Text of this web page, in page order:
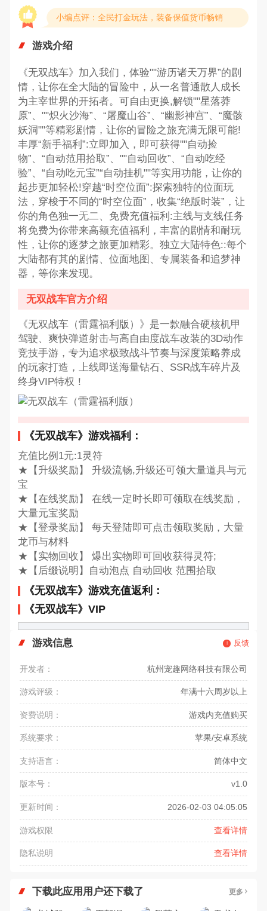
小编点评：全民打金玩法，装备保值货币畅销
游戏介绍
《无双战车》加入我们，体验""游历诸天万界”的剧
情，让你在全大陆的冒险中，从一名普通散人成长
为主宰世界的开拓者。可自由更换,解锁""星落莽
原”、""炽火沙海”、“屠魔山谷”、“幽影神宫”、“魔骸
妖洞""等精彩剧情，让你的冒险之旅充满无限可能!
丰厚“新手福利”:立即加入，即可获得""自动捡
物”、“自动范用拾取”、""自动回收”、“自动吃经
验”、“自动吃元宝”“自动挂机""等实用功能，让你的
起步更加轻松!穿越“时空位面”:探索独特的位面玩
法，穿梭于不同的“时空位面”，收集“绝版时装”，让
你的角色独一无二、免费充值福利:主线与支线任务
将免费为你带来高额充值福利，丰富的剧情和耐玩
性，让你的逐梦之旅更加精彩。独立大陆特色::每个
大陆都有其的剧情、位面地图、专属装备和追梦神
器，等你来发现。
无双战车官方介绍
《无双战车（雷霆福利版）》是一款融合硬核机甲
驾驶、爽快弹道射击与高自由度战车改装的3D动作
竞技手游，专为追求极致战斗节奏与深度策略养成
的玩家打造，上线即送海量钻石、SSR战车碎片及
终身VIP特权！
《无双战车》游戏福利：
充值比例1元:1灵符
★【升级奖励】 升级流畅,升级还可领大量道具与元
宝
★【在线奖励】 在线一定时长即可领取在线奖励，
大量元宝奖励
★【登录奖励】 每天登陆即可点击领取奖励，大量
龙币与材料
★【实物回收】 爆出实物即可回收获得灵符;
★【后缀说明】自动泡点 自动回收 范围拾取
《无双战车》游戏充值返利：
《无双战车》VIP
游戏信息 反馈
开发者： 杭州宠趣网络科技有限公司
游戏评级： 年满十六周岁以上
资费说明： 游戏内充值购买
系统要求： 苹果/安卓系统
支持语言： 简体中文
版本号： v1.0
更新时间： 2026-02-03 04:05:05
游戏权限 查看详情
隐私说明 查看详情
下载此应用用户还下载了 更多